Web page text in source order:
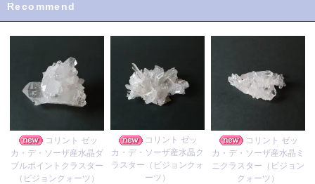
Recommend
コリント ゼッ
カ・デ・ソーザ産水晶ダ
ブルポイントクラスター
（ビジョンクォーツ）
コリント ゼッ
カ・デ・ソーザ産水晶ク
ラスター（ビジョンクォ
ーツ）
コリント ゼッ
カ・デ・ソーザ産水晶ミ
ニクラスター（ビジョン
クォーツ）